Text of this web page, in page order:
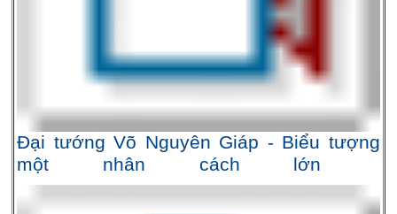
Đại tướng Võ Nguyên Giáp - Biểu tượng
một nhân cách lớn